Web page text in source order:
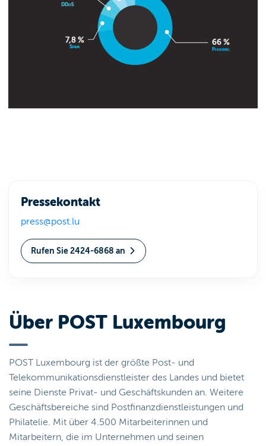
Pressekontakt
press@post.lu
Rufen Sie 2424-6868 an
Über POST Luxembourg
POST Luxembourg ist der größte Post- und
Telekommunikationsdienstleister des Landes und bietet
seine Dienste Privat- und Geschäftskunden an. Weitere
Geschäftsbereiche sind Postfinanzdienstleistungen und
Philatelie. Mit über 4.500 Mitarbeiterinnen und
Mitarbeitern, die im Unternehmen und seinen